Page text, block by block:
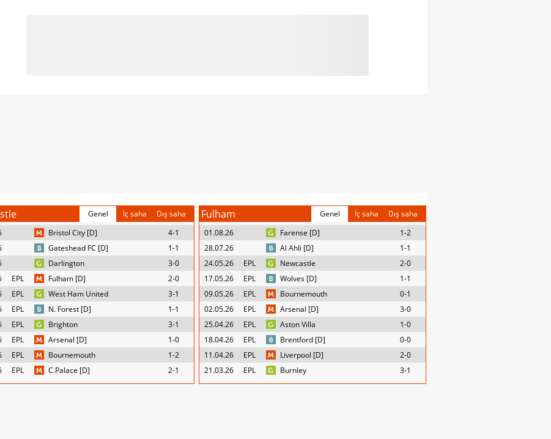
Genel İç saha
Dış saha
Bristol City [D]
4-1
Gateshead FC [D]
1-1
Darlington
3-0
EPL Fulham [D]
2-0
EPL West Ham United
3-1
EPL N. Forest [D]
1-1
EPL Brighton
3-1
EPL Arsenal [D]
1-0
EPL Bournemouth
1-2
EPL C.Palace [D] 2-1
Fulham Genel İç saha
Dış saha
01.08.26
Farense [D]
1-2
28.07.26
Al Ahli [D]
1-1
24.05.26
EPL Newcastle
2-0
17.05.26
EPL Wolves [D]
1-1
09.05.26
EPL Bournemouth
0-1
02.05.26
EPL Arsenal [D]
3-0
25.04.26
EPL Aston Villa
1-0
18.04.26
EPL Brentford [D]
0-0
11.04.26
EPL Liverpool [D]
2-0
21.03.26
EPL Burnley 3-1